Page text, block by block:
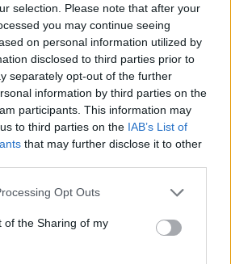
selection. Please note that after your
you may continue seeing
on personal information utilized by
disclosed to third parties prior to
separately opt-out of the further
information by third parties on the
participants. This information may
to third parties on the IAB’s List of
that may further disclose it to other
app uses one or more Google
or usage behaviour. You may click to
to Google and its third-party tags to
specified purposes in below Google
Opt Outs
of the Sharing of my
és értesülj a friss hírekről a